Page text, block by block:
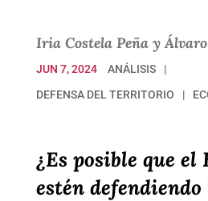
Iria Costela Peña y
JUN 7, 2024
ANÁLISIS
DEFENSA DEL TERRITORIO
¿Es posible que el
estén